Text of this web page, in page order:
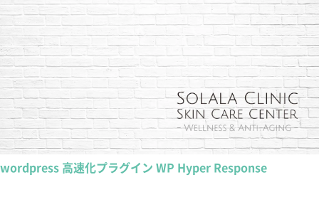
wordpress 高速化プラグイン WP Hyper Response